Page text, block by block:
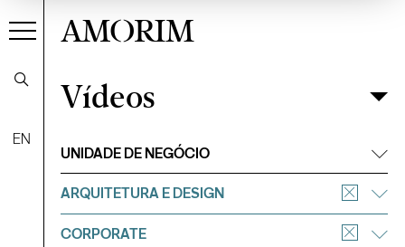
EN
AMORIM
VídeosFiltrar
Vídeos
UNIDADE DE NEGÓCIO
ARQUITETURA E DESIGN
CORPORATE